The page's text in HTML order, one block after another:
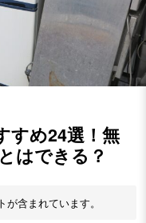
すめ24選！無
はできる？
含まれています。